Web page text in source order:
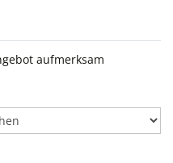
aufmerksam